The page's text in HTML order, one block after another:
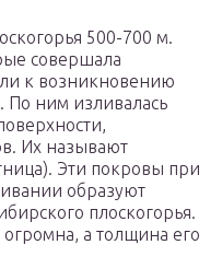
500-700 м.
совершала
к возникновению
По ним изливалась
Их называют
Эти покровы при
образуют
плоскогорья.
а толщина его